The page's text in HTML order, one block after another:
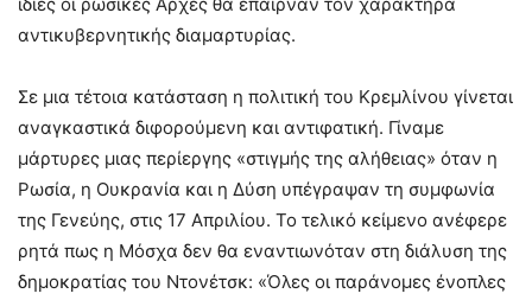
αντικυβερνητικής διαμαρτυρίας.
Σε μια τέτοια κατάσταση η πολιτική του Κρεμλίνου γίνεται
αναγκαστικά διφορούμενη και αντιφατική. Γίναμε
μάρτυρες μιας περίεργης «στιγμής της αλήθειας» όταν η
Ρωσία, η Ουκρανία και η Δύση υπέγραψαν τη συμφωνία
της Γενεύης, στις 17 Απριλίου. Το τελικό κείμενο ανέφερε
ρητά πως η Μόσχα δεν θα εναντιωνόταν στη διάλυση της
δημοκρατίας του Ντονέτσκ: «Όλες οι παράνομες ένοπλες